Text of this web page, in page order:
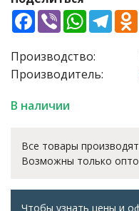
Facebook
Viber
Производство:
Производитель:
В наличии
Все товары
Возможны только
Чтобы узнать цены и